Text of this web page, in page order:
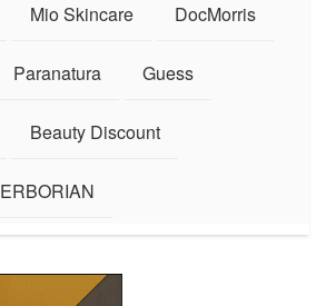
Mio Skincare DocMorris
Paranatura Guess
Beauty Discount
ERBORIAN